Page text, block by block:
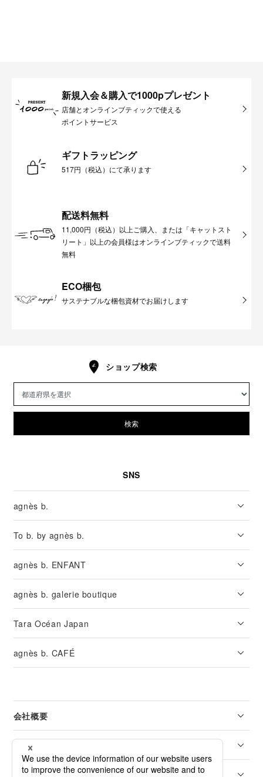
新規入会＆購入で1000pプレゼント
店舗とオンラインブティックで使える
ポイントサービス
ギフトラッピング
517円（税込）にて承ります
配送料無料
11,000円（税込）以上ご購入、または「キャットスト
リート」以上の会員様はオンラインブティックで送料
無料
ECO梱包
サステナブルな梱包資材でお届けします
ショップ検索
検索
SNS
agnès b.
To b. by agnès b.
agnès b. ENFANT
agnès b. galerie boutique
Tara Océan Japan
agnès b. CAFÉ
会社概要
リーガル
カスタマーサービス